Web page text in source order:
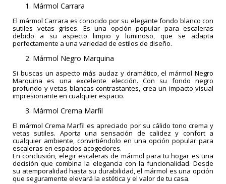
Mármol Carrara
El mármol Carrara es conocido por su elegante fondo blanco con
sutiles vetas grises. Es una opción popular para escaleras
debido a su aspecto limpio y luminoso, que se adapta
perfectamente a una variedad de estilos de diseño.
Mármol Negro Marquina
Si buscas un aspecto más audaz y dramático, el mármol Negro
Marquina es una excelente elección. Con su fondo negro
profundo y vetas blancas contrastantes, crea un impacto visual
impresionante en cualquier espacio.
Mármol Crema Marfil
El mármol Crema Marfil es apreciado por su cálido tono crema y
vetas sutiles. Aporta una sensación de calidez y confort a
cualquier ambiente, convirtiéndolo en una opción popular para
escaleras en espacios acogedores.
En conclusión, elegir escaleras de mármol para tu hogar es una
decisión que combina la elegancia con la funcionalidad. Desde
su atemporalidad hasta su durabilidad, el mármol es una opción
que seguramente elevará la estética y el valor de tu casa.